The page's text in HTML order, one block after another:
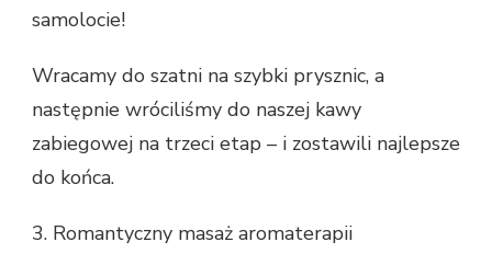
samolocie!
Wracamy do szatni na szybki prysznic, a
następnie wróciliśmy do naszej kawy
zabiegowej na trzeci etap – i zostawili najlepsze
do końca.
3. Romantyczny masaż aromaterapii